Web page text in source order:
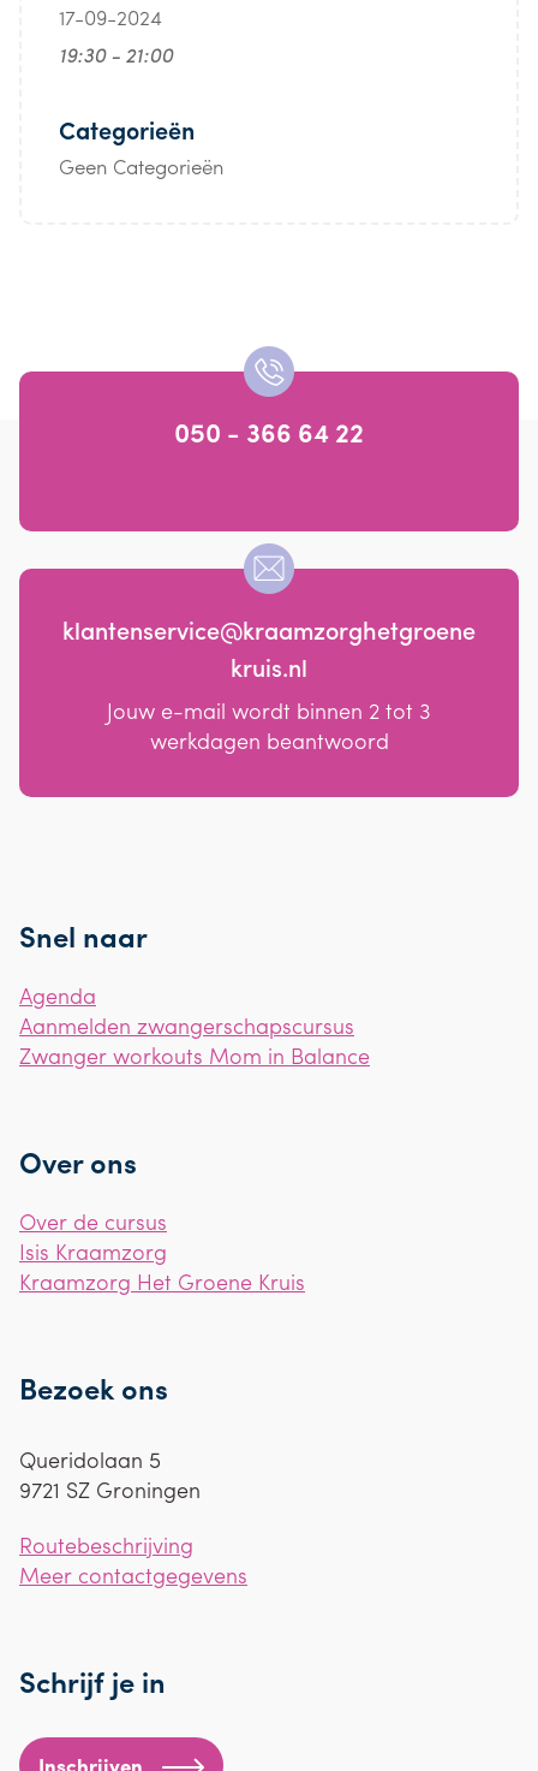
17-09-2024
19:30 - 21:00
Categorieën
Geen Categorieën
050 - 366 64 22
klantenservice@kraamzorghetgroene
kruis.nl
Jouw e-mail wordt binnen 2 tot 3
werkdagen beantwoord
Snel naar
Agenda
Aanmelden zwangerschapscursus
Zwanger workouts Mom in Balance
Over ons
Over de cursus
Isis Kraamzorg
Kraamzorg Het Groene Kruis
Bezoek ons
Queridolaan 5
9721 SZ Groningen
Routebeschrijving
Meer contactgegevens
Schrijf je in
Inschrijven